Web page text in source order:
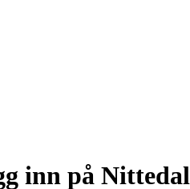
inn på Nittedal